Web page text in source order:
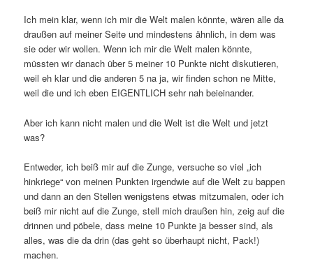
Ich mein klar, wenn ich mir die Welt malen könnte, wären alle da
draußen auf meiner Seite und mindestens ähnlich, in dem was
sie oder wir wollen. Wenn ich mir die Welt malen könnte,
müssten wir danach über 5 meiner 10 Punkte nicht diskutieren,
weil eh klar und die anderen 5 na ja, wir finden schon ne Mitte,
weil die und ich eben EIGENTLICH sehr nah beieinander.
Aber ich kann nicht malen und die Welt ist die Welt und jetzt
was?
Entweder, ich beiß mir auf die Zunge, versuche so viel „ich
hinkriege“ von meinen Punkten irgendwie auf die Welt zu bappen
und dann an den Stellen wenigstens etwas mitzumalen, oder ich
beiß mir nicht auf die Zunge, stell mich draußen hin, zeig auf die
drinnen und pöbele, dass meine 10 Punkte ja besser sind, als
alles, was die da drin (das geht so überhaupt nicht, Pack!)
machen.